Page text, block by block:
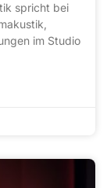
spricht bei
im Studio